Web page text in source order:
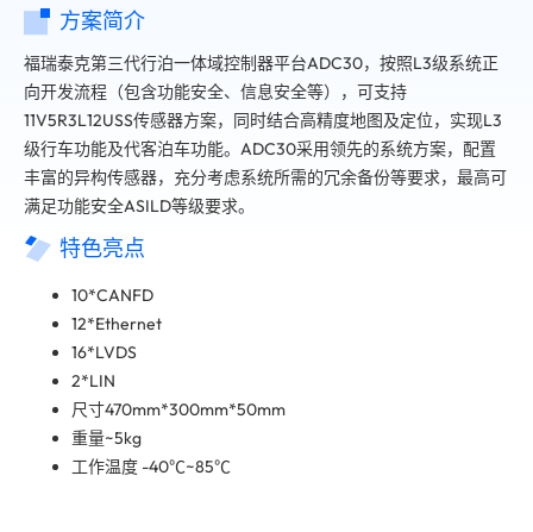
方案简介
福瑞泰克第三代行泊一体域控制器平台ADC30，按照L3级系统正
向开发流程（包含功能安全、信息安全等），可支持
11V5R3L12USS传感器方案，同时结合高精度地图及定位，实现L3
级行车功能及代客泊车功能。ADC30采用领先的系统方案，配置
丰富的异构传感器，充分考虑系统所需的冗余备份等要求，最高可
满足功能安全ASILD等级要求。
特色亮点
10*CANFD
12*Ethernet
16*LVDS
2*LIN
尺寸470mm*300mm*50mm
重量~5kg
工作温度 -40℃~85℃